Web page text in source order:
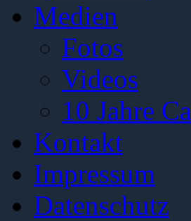
Medien
Fotos
Videos
10 Jahre
Kontakt
Impressum
Datenschutz